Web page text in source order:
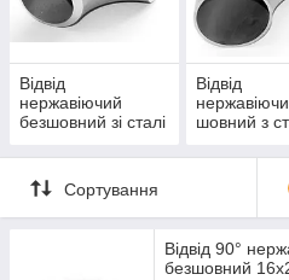
Відвід
нержавіючий
безшовний зі сталі
Відвід
шовний з
Сортування
Відвід 90°
безшовний